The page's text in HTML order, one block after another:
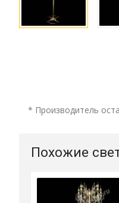
* Производитель
Похожие